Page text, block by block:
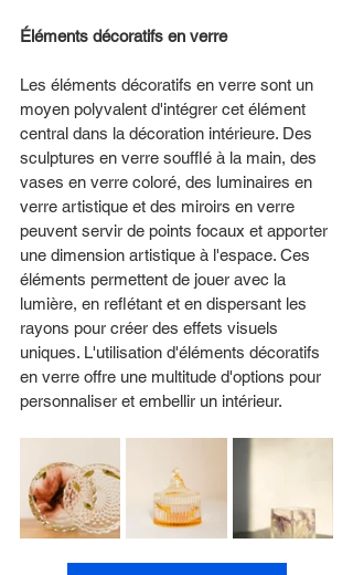
Éléments décoratifs en verre
Les éléments décoratifs en verre sont un
moyen polyvalent d'intégrer cet élément
central dans la décoration intérieure. Des
sculptures en verre soufflé à la main, des
vases en verre coloré, des luminaires en
verre artistique et des miroirs en verre
peuvent servir de points focaux et apporter
une dimension artistique à l'espace. Ces
éléments permettent de jouer avec la
lumière, en reflétant et en dispersant les
rayons pour créer des effets visuels
uniques. L'utilisation d'éléments décoratifs
en verre offre une multitude d'options pour
personnaliser et embellir un intérieur.